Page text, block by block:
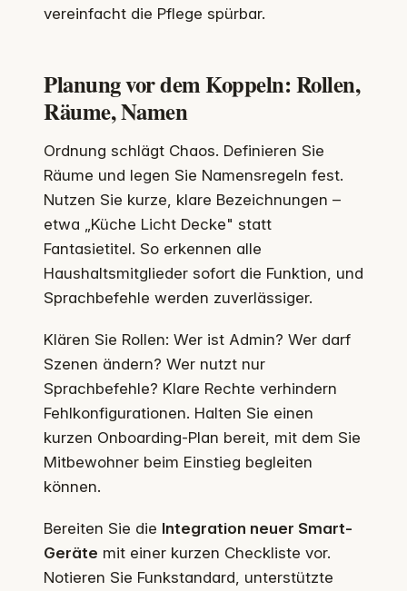
vereinfacht die Pflege spürbar.
Planung vor dem Koppeln: Rollen,
Räume, Namen
Ordnung schlägt Chaos. Definieren Sie
Räume und legen Sie Namensregeln fest.
Nutzen Sie kurze, klare Bezeichnungen –
etwa „Küche Licht Decke" statt
Fantasietitel. So erkennen alle
Haushaltsmitglieder sofort die Funktion, und
Sprachbefehle werden zuverlässiger.
Klären Sie Rollen: Wer ist Admin? Wer darf
Szenen ändern? Wer nutzt nur
Sprachbefehle? Klare Rechte verhindern
Fehlkonfigurationen. Halten Sie einen
kurzen Onboarding-Plan bereit, mit dem Sie
Mitbewohner beim Einstieg begleiten
können.
Bereiten Sie die Integration neuer Smart-
Geräte mit einer kurzen Checkliste vor.
Notieren Sie Funkstandard, unterstützte